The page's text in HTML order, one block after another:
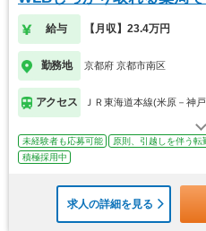
給与 【月収】23.4万円
勤務地 京都府 京都市南区
アクセス ＪＲ東海道本線(米原－神
未経験者も応募可能 原則、引越しを伴う転
積極採用中
求人の詳細を見る